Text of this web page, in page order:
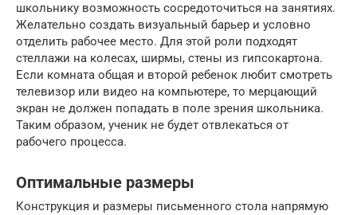
школьнику возможность сосредоточиться на занятиях.
Желательно создать визуальный барьер и условно
отделить рабочее место. Для этой роли подходят
стеллажи на колесах, ширмы, стены из гипсокартона.
Если комната общая и второй ребенок любит смотреть
телевизор или видео на компьютере, то мерцающий
экран не должен попадать в поле зрения школьника.
Таким образом, ученик не будет отвлекаться от
рабочего процесса.
Оптимальные размеры
Конструкция и размеры письменного стола напрямую